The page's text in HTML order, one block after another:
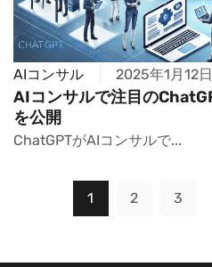
AIコンサル 2025年1月12日
AIコンサルで注目の
を公開
ChatGPTがAIコンサルで...
1 2 3